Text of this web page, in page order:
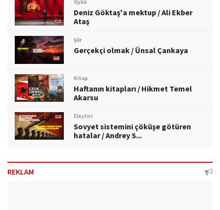
Öykü
Deniz Göktaş'a mektup / Ali Ekber
Ataş
Şiir
Gerçekçi olmak / Ünsal Çankaya
Kitap
Haftanın kitapları / Hikmet Temel
Akarsu
Eleştiri
Sovyet sistemini çöküşe götüren
hatalar / Andrey S...
REKLAM